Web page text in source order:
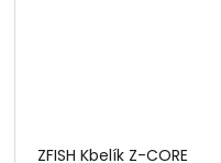
ZFISH Kbelík Z-CORE